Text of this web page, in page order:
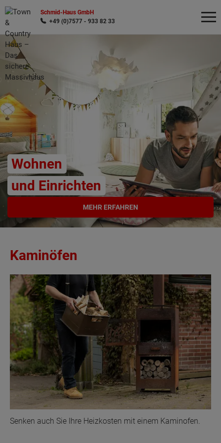
Schmid-Haus GmbH
+49 (0)7577 - 933 82 33
Wohnen
und Einrichten
MEHR ERFAHREN
Kaminöfen
Senken auch Sie Ihre Heizkosten mit einem Kaminofen.
Wonach möchten Sie suchen?